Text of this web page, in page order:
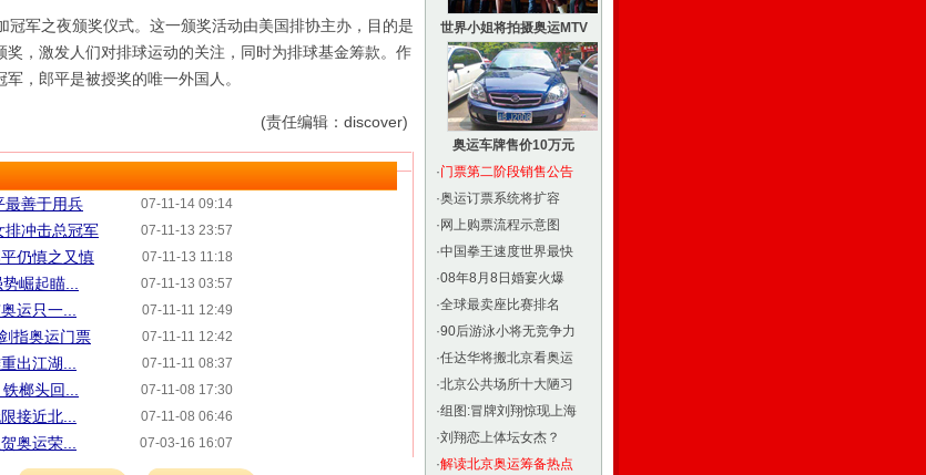
军之夜颁奖仪式。这一颁奖活动由美国排协主办，目的是
，激发人们对排球运动的关注，同时为排球基金筹款。作
，郎平是被授奖的唯一外国人。
(责任编辑：discover)
07-11-14 09:14
最善于用兵
07-11-13 23:57
排冲击总冠军
07-11-13 11:18
仍慎之又慎
07-11-13 03:57
崛起瞄...
07-11-11 12:49
运只一...
07-11-11 12:42
指奥运门票
07-11-11 08:37
出江湖...
07-11-08 17:30
榔头回...
07-11-08 06:46
接近北...
07-03-16 16:07
奥运荣...
世界小姐将拍摄奥运MTV
奥运车牌售价10万元
·门票第二阶段销售公告
·奥运订票系统将扩容
· 网上购票流程示意图
·中国拳王速度世界最快
·08年8月8日婚宴火爆
·全球最卖座比赛排名
·90后游泳小将无竞争力
·任达华将搬北京看奥运
·北京公共场所十大陋习
·组图:冒牌刘翔惊现上海
·刘翔恋上体坛女杰？
·解读北京奥运筹备热点